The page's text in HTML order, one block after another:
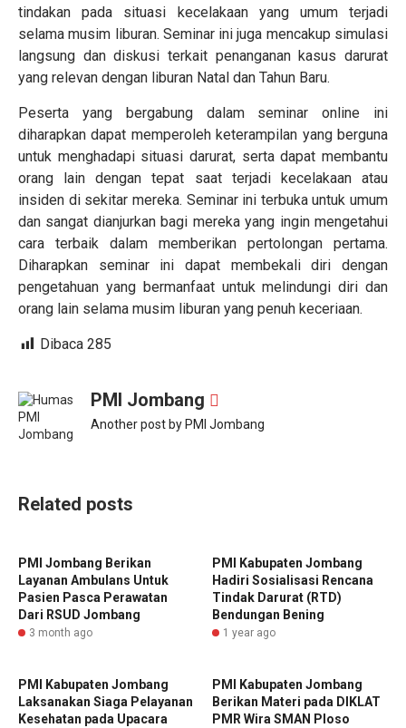
tindakan pada situasi kecelakaan yang umum terjadi
selama musim liburan. Seminar ini juga mencakup simulasi
langsung dan diskusi terkait penanganan kasus darurat
yang relevan dengan liburan Natal dan Tahun Baru.
Peserta yang bergabung dalam seminar online ini
diharapkan dapat memperoleh keterampilan yang berguna
untuk menghadapi situasi darurat, serta dapat membantu
orang lain dengan tepat saat terjadi kecelakaan atau
insiden di sekitar mereka. Seminar ini terbuka untuk umum
dan sangat dianjurkan bagi mereka yang ingin mengetahui
cara terbaik dalam memberikan pertolongan pertama.
Diharapkan seminar ini dapat membekali diri dengan
pengetahuan yang bermanfaat untuk melindungi diri dan
orang lain selama musim liburan yang penuh keceriaan.
Dibaca 285
PMI Jombang
Another post by PMI Jombang
Related posts
PMI Jombang Berikan
Layanan Ambulans Untuk
Pasien Pasca Perawatan
Dari RSUD Jombang
3 month ago
PMI Kabupaten Jombang
Hadiri Sosialisasi Rencana
Tindak Darurat (RTD)
Bendungan Bening
1 year ago
PMI Kabupaten Jombang
Laksanakan Siaga Pelayanan
Kesehatan pada Upacara
PMI Kabupaten Jombang
Berikan Materi pada DIKLAT
PMR Wira SMAN Ploso